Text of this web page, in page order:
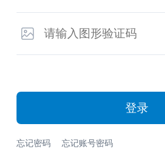
登录
忘记密码 忘记账号密码